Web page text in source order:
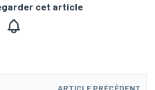
cet article